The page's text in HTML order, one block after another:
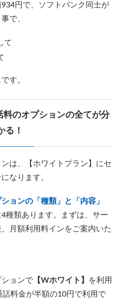
934円で、ソフトバンク同士が
で、
て
す。
料のオプションの全てが分
る！
は、【ホワイトプラン】にセ
なります。
ョンの「種類」と「内容」
種類あります。まずは、サー
月額利用料インをご案内いた
ションで 【Wホワイト】
を利用
料金が半額の10円で利用で